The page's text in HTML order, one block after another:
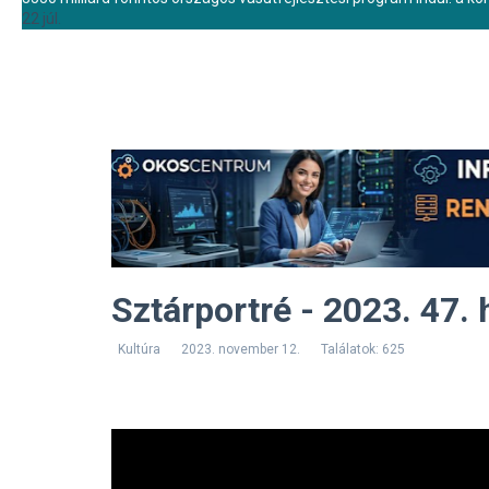
22 júl.
Sztárportré - 2023. 47.
Kultúra 2023. november 12. Találatok: 625